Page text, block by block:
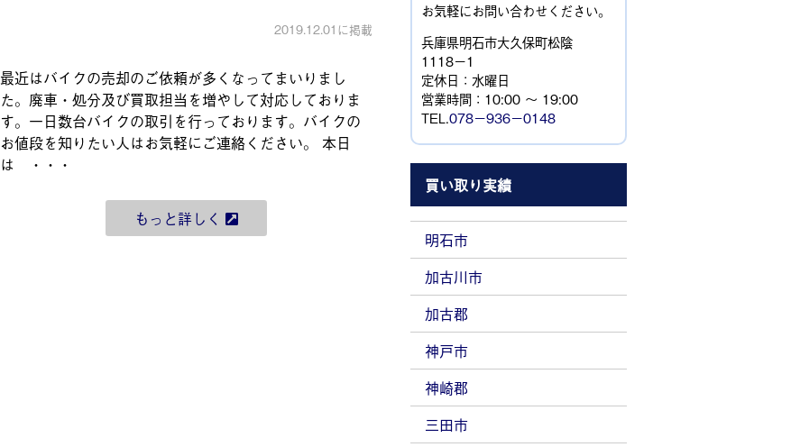
2019.12.01に掲載
最近はバイクの売却のご依頼が多くなってまいりまし
た。廃車・処分及び買取担当を増やして対応しておりま
す。一日数台バイクの取引を行っております。バイクの
お値段を知りたい人はお気軽にご連絡ください。 本日
は ・・・
もっと詳しく
お気軽にお問い合わせください。
兵庫県明石市大久保町松陰
1118−1
定休日：水曜日
営業時間：10:00 ～ 19:00
TEL.078－936－0148
買い取り実績
明石市
加古川市
加古郡
神戸市
神崎郡
三田市